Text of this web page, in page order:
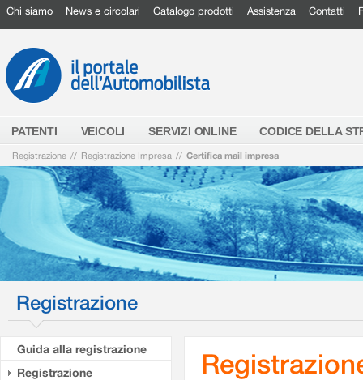
Chi siamo News e circolari Catalogo prodotti Assistenza Contatti
PATENTI VEICOLI SERVIZI ONLINE CODICE DELLA
Registrazione // Registrazione Impresa // Certifica mail impresa
Registrazione
Guida alla registrazione
Registrazione